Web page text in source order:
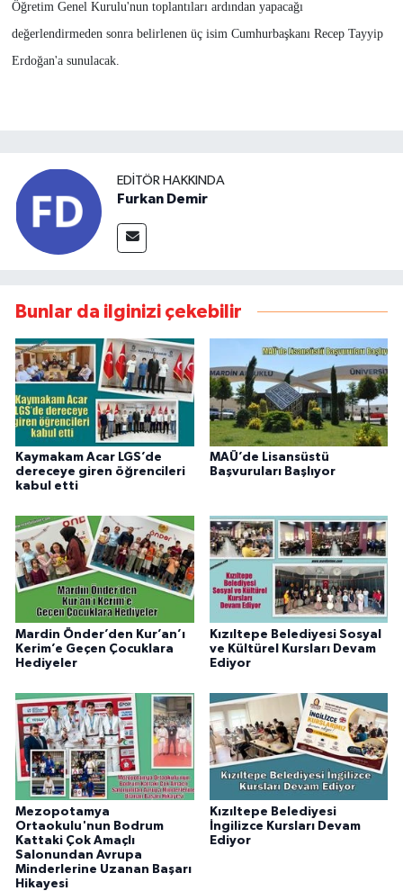
Öğretim Genel Kurulu'nun toplantıları ardından yapacağı
değerlendirmeden sonra belirlenen üç isim Cumhurbaşkanı Recep Tayyip
Erdoğan'a sunulacak.
EDITÖR HAKKINDA
Furkan Demir
Bunlar da ilginizi çekebilir
Kaymakam Acar LGS’de
dereceye giren öğrencileri
kabul etti
MAÜ’de Lisansüstü
Başvuruları Başlıyor
Mardin Önder’den Kur’an’ı
Kerim’e Geçen Çocuklara
Hediyeler
Kızıltepe Belediyesi Sosyal
ve Kültürel Kursları Devam
Ediyor
Mezopotamya
Ortaokulu'nun Bodrum
Kattaki Çok Amaçlı
Salonundan Avrupa
Minderlerine Uzanan Başarı
Hikayesi
Kızıltepe Belediyesi
İngilizce Kursları Devam
Ediyor